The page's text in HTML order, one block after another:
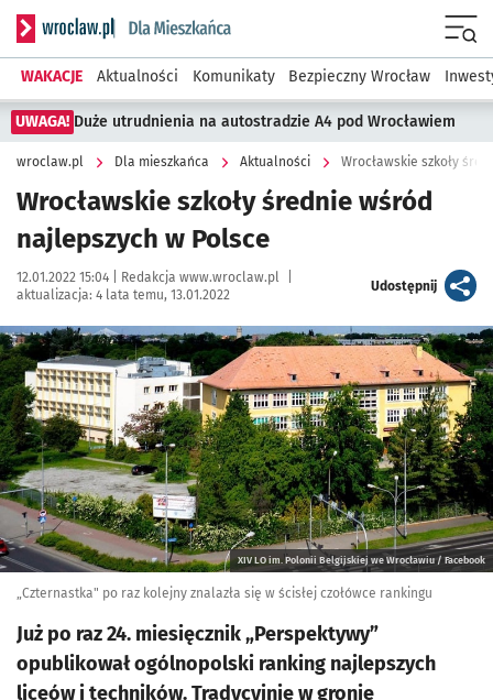
Serwis informacyjny wroclaw.pl podserwis: Dla mieszkańca
WAKACJE Aktualności Komunikaty Bezpieczny Wrocław
UWAGA! Duże utrudnienia na autostradzie A4 pod Wrocławiem
wroclaw.pl Dla mieszkańca Aktualności Wrocławskie szkoły
Wrocławskie szkoły średnie wśród
najlepszych w Polsce
Data publikacji:
12.01.2022 15:04 | Autor:
Redakcja www.wroclaw.pl
aktualizacja: 4 lata temu, 13.01.2022
Udostępnijartykuł
Kliknij, aby powiększyć
XIV LO im. Polonii Belgijskiej we Wrocławiu / Facebook
„Czternastka" po raz kolejny znalazła się w ścisłej czołówce rankingu
Już po raz 24. miesięcznik „Perspektywy”
opublikował ogólnopolski ranking najlepszych
liceów i techników. Tradycyjnie w gronie